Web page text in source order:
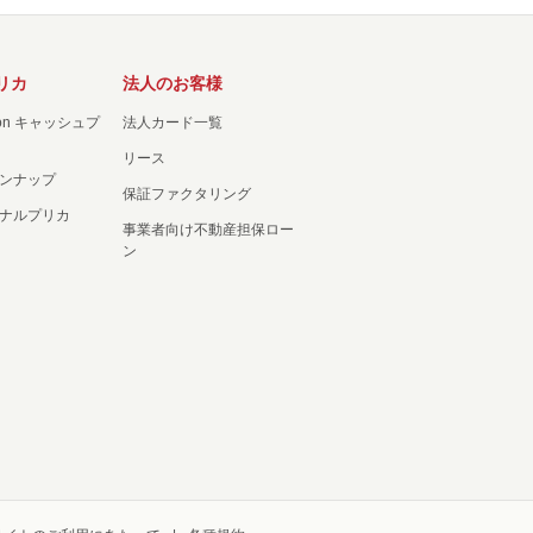
カ
キャッシュプ
ナップ
ルプリカ
法人のお客様
法人カード一覧
リース
保証ファクタリング
事業者向け不動産担保ロー
ン